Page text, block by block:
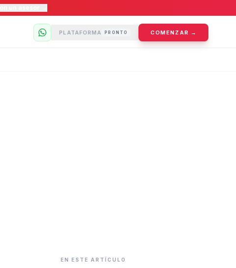
PLATAFORMA PRONTO COMENZAR →
EN ESTE ARTÍCULO